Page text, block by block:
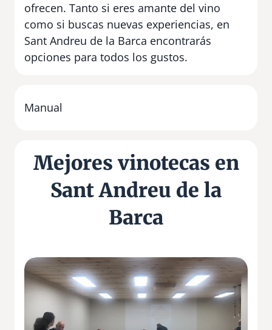
ofrecen. Tanto si eres amante del vino
como si buscas nuevas experiencias, en
Sant Andreu de la Barca encontrarás
opciones para todos los gustos.
Manual
Mejores vinotecas en
Sant Andreu de la
Barca
R
u
v